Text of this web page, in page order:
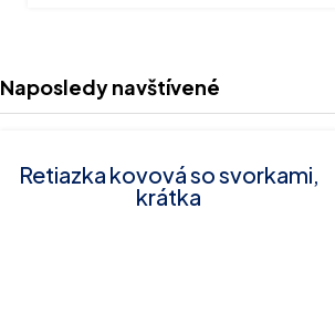
Naposledy navštívené
Retiazka kovová so svorkami,
krátka